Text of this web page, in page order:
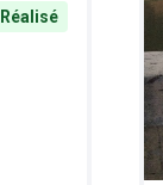
Réalisé